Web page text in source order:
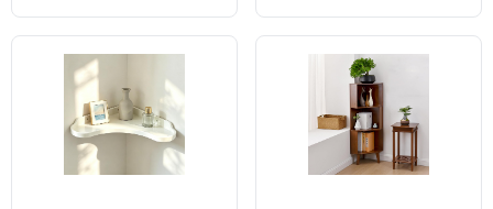
Storage, Living Room,
Home Office, Garage,
Bedroom, French Oak